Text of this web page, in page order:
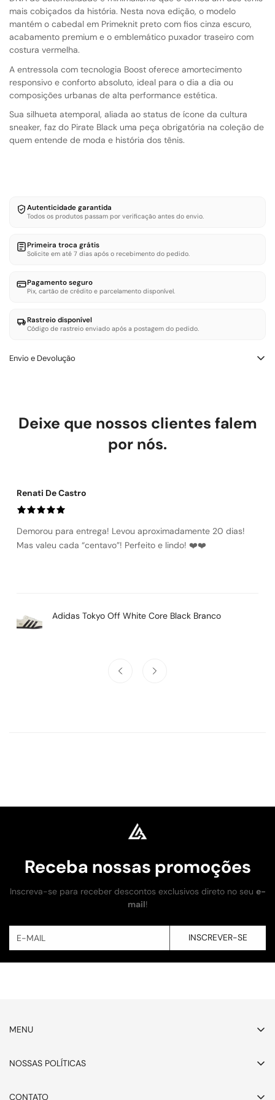
mais cobiçados da história. Nesta nova edição, o modelo
mantém o cabedal em Primeknit preto com fios cinza escuro,
acabamento premium e o emblemático puxador traseiro com
costura vermelha.
A entressola com tecnologia Boost oferece amortecimento
responsivo e conforto absoluto, ideal para o dia a dia ou
composições urbanas de alta performance estética.
Sua silhueta atemporal, aliada ao status de ícone da cultura
sneaker, faz do Pirate Black uma peça obrigatória na coleção de
quem entende de moda e história dos tênis.
Autenticidade garantida
Todos os produtos passam por verificação antes do envio.
Primeira troca grátis
Solicite em até 7 dias após o recebimento do pedido.
Pagamento seguro
Pix, cartão de crédito e parcelamento disponível.
Rastreio disponível
Código de rastreio enviado após a postagem do pedido.
Envio e Devolução
Defeito de fabricação: trocamos ou reembolsamos sem custo.
Troca por tamanho ou modelo: a primeira é gratuita. Devolução
por arrependimento: reembolso integral, incluindo frete.
Deixe que nossos clientes falem
por nós.
Renati De Castro
Demorou para entrega! Levou aproximadamente 20 dias!
Mas valeu cada “centavo”! Perfeito e lindo! ❤️❤️
Adidas Tokyo Off White Core Black Branco
Receba nossas promoções
Inscreva-se para receber descontos exclusivos direto no seu e-
mail!
INSCREVER-SE
MENU
Air Jordan
NOSSAS POLÍTICAS
CONTATO